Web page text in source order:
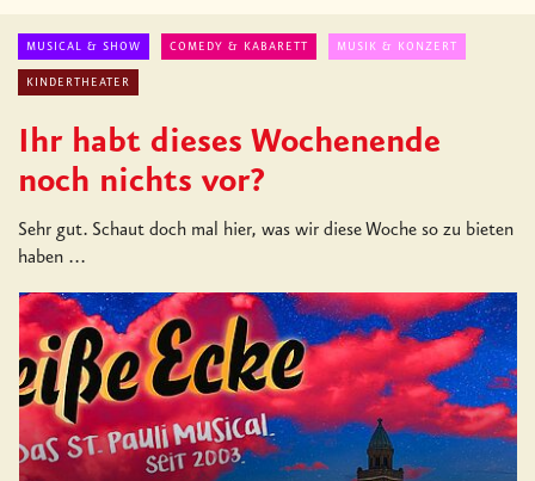
MUSICAL & SHOW COMEDY & KABARETT MUSIK & KONZERT
KINDERTHEATER
Ihr habt dieses Wochenende
noch nichts vor?
Sehr gut. Schaut doch mal hier, was wir diese Woche so zu bieten
haben ...